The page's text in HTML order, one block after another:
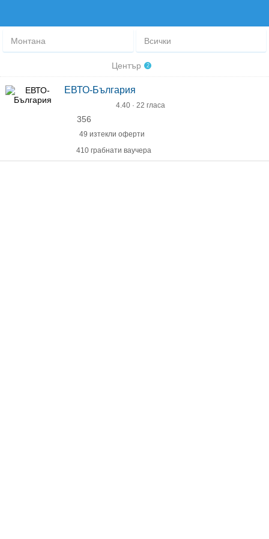
Монтана Всички
Център 2
ЕВТО-България
4.40 · 22 гласа
356
49 изтекли оферти
410 грабнати ваучера